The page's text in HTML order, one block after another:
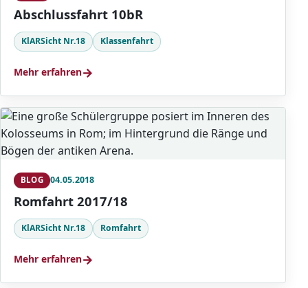
Abschlussfahrt 10bR
KlARSicht Nr.18 Klassenfahrt
Mehr erfahren→
BLOG 04.05.2018
Romfahrt 2017/18
KlARSicht Nr.18 Romfahrt
Mehr erfahren→